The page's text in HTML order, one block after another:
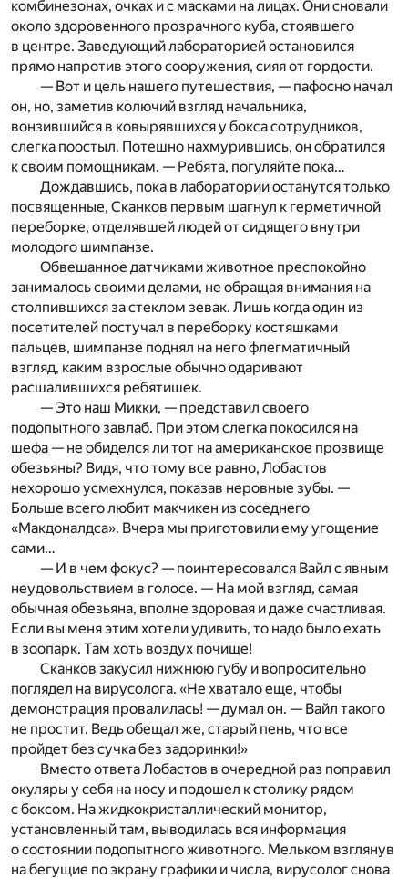
комбинезонах, очках и с масками на лицах. Они сновали
около здоровенного прозрачного куба, стоявшего
в центре. Заведующий лабораторией остановился
прямо напротив этого сооружения, сияя от гордости.
— Вот и цель нашего путешествия, — пафосно начал
он, но, заметив колючий взгляд начальника,
вонзившийся в ковырявшихся у бокса сотрудников,
слегка поостыл. Потешно нахмурившись, он обратился
к своим помощникам. — Ребята, погуляйте пока…
Дождавшись, пока в лаборатории останутся только
посвященные, Сканков первым шагнул к герметичной
переборке, отделявшей людей от сидящего внутри
молодого шимпанзе.
Обвешанное датчиками животное преспокойно
занималось своими делами, не обращая внимания на
столпившихся за стеклом зевак. Лишь когда один из
посетителей постучал в переборку костяшками
пальцев, шимпанзе поднял на него флегматичный
взгляд, каким взрослые обычно одаривают
расшалившихся ребятишек.
— Это наш Микки, — представил своего
подопытного завлаб. При этом слегка покосился на
шефа — не обиделся ли тот на американское прозвище
обезьяны? Видя, что тому все равно, Лобастов
нехорошо усмехнулся, показав неровные зубы. —
Больше всего любит макчикен из соседнего
«Макдоналдса». Вчера мы приготовили ему угощение
сами…
— И в чем фокус? — поинтересовался Вайл с явным
неудовольствием в голосе. — На мой взгляд, самая
обычная обезьяна, вполне здоровая и даже счастливая.
Если вы меня этим хотели удивить, то надо было ехать
в зоопарк. Там хоть воздух почище!
Сканков закусил нижнюю губу и вопросительно
поглядел на вирусолога. «Не хватало еще, чтобы
демонстрация провалилась! — думал он. — Вайл такого
не простит. Ведь обещал же, старый пень, что все
пройдет без сучка без задоринки!»
Вместо ответа Лобастов в очередной раз поправил
окуляры у себя на носу и подошел к столику рядом
с боксом. На жидкокристаллический монитор,
установленный там, выводилась вся информация
о состоянии подопытного животного. Мельком взглянув
на бегущие по экрану графики и числа, вирусолог снова